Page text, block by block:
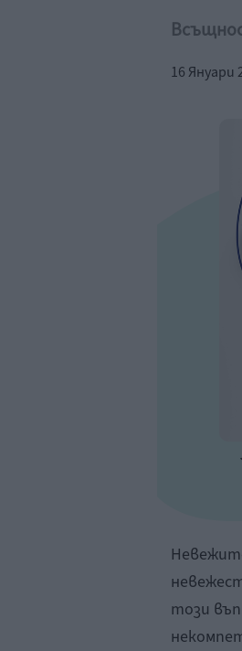
16 Януари
този